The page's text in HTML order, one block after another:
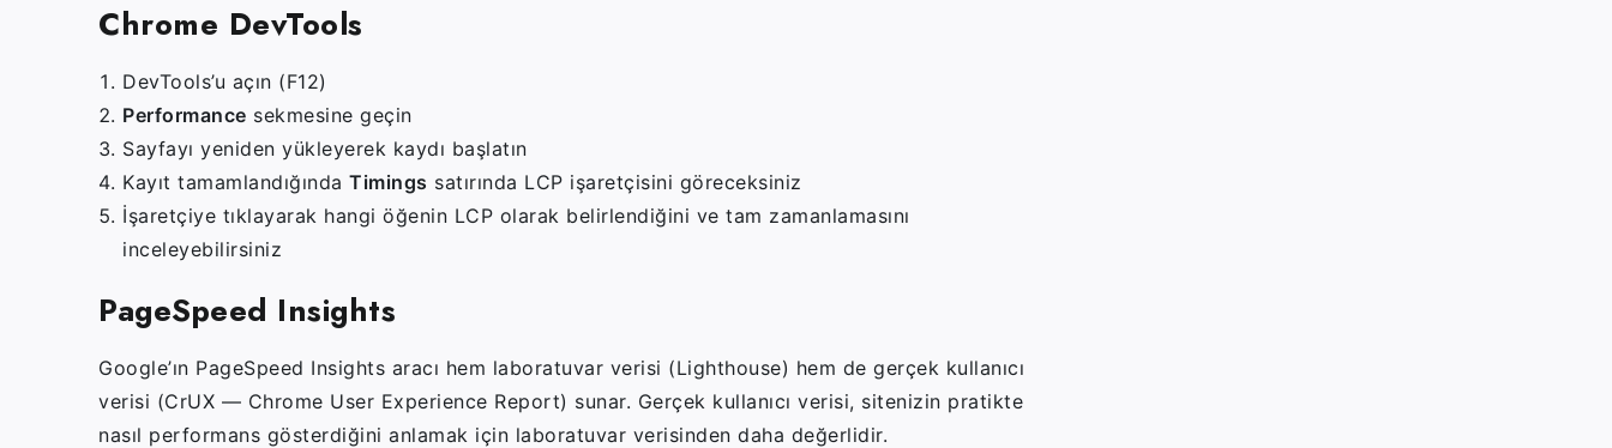
Chrome DevTools
DevTools’u açın (F12)
Performance sekmesine geçin
Sayfayı yeniden yükleyerek kaydı başlatın
Kayıt tamamlandığında Timings satırında LCP işaretçisini göreceksiniz
İşaretçiye tıklayarak hangi öğenin LCP olarak belirlendiğini ve tam zamanlamasını
inceleyebilirsiniz
PageSpeed Insights
Google’ın PageSpeed Insights aracı hem laboratuvar verisi (Lighthouse) hem de gerçek kullanıcı
verisi (CrUX — Chrome User Experience Report) sunar. Gerçek kullanıcı verisi, sitenizin pratikte
nasıl performans gösterdiğini anlamak için laboratuvar verisinden daha değerlidir.